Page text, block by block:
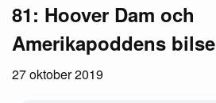
81: Hoover Dam och
Amerikapoddens
27 oktober 2019